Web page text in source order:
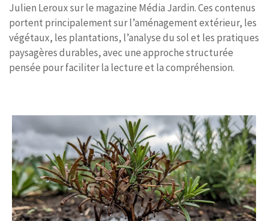
Julien Leroux sur le magazine Média Jardin. Ces contenus
portent principalement sur l’aménagement extérieur, les
végétaux, les plantations, l’analyse du sol et les pratiques
paysagères durables, avec une approche structurée
pensée pour faciliter la lecture et la compréhension.